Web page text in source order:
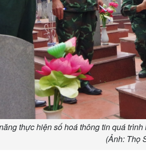
thực hiện số hoá thông tin quá
(Ảnh: Thọ